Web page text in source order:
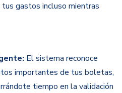
gastos incluso mientras
El sistema reconoce
importantes de tus boletas,
tiempo en la validación